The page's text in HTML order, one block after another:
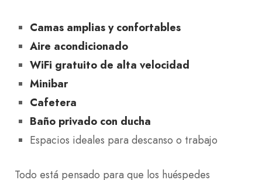
Camas amplias y confortables
Aire acondicionado
WiFi gratuito de alta velocidad
Minibar
Cafetera
Baño privado con ducha
Espacios ideales para descanso o trabajo
Todo está pensado para que los huéspedes